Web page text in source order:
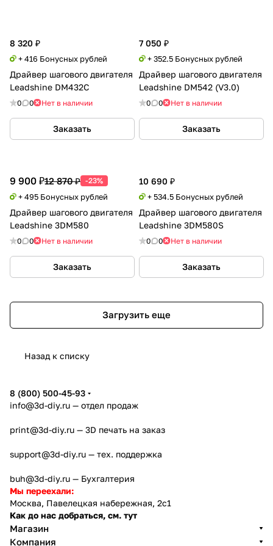
8 320 ₽
+ 416 Бонусных рублей
Драйвер шагового двигателя
Leadshine DM432C
0 0 Нет в наличии
Заказать
7 050 ₽
+ 352.5 Бонусных рублей
Драйвер шагового двигателя
Leadshine DM542 (V3.0)
0 0 Нет в наличии
Заказать
9 900 ₽12 870 ₽ -23%
+ 495 Бонусных рублей
Драйвер шагового двигателя
Leadshine 3DM580
0 0 Нет в наличии
Заказать
10 690 ₽
+ 534.5 Бонусных рублей
Драйвер шагового двигателя
Leadshine 3DM580S
0 0 Нет в наличии
Заказать
Загрузить еще
Назад к списку
8 (800) 500-45-93
info@3d-diy.ru — отдел продаж
print@3d-diy.ru — 3D печать на заказ
support@3d-diy.ru — тех. поддержка
buh@3d-diy.ru — Бухгалтерия
Мы переехали:
Москва, Павелецкая набережная, 2с1
Как до нас добраться, см. тут
Магазин
Компания